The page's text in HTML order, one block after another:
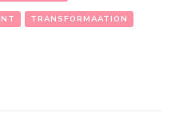
TRANSFORMAATION